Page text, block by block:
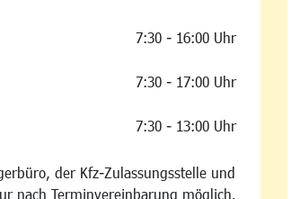
7:30 - 16:00 Uhr
7:30 - 17:00 Uhr
7:30 - 13:00 Uhr
der Kfz-Zulassungsstelle und
nach Terminvereinbarung möglich.